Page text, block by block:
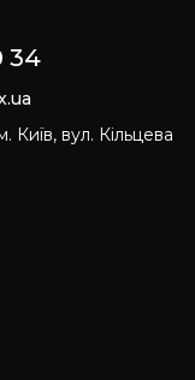
34
вул. Кільцева